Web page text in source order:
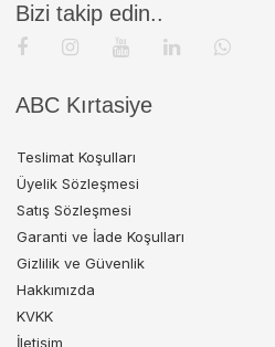
Bizi takip edin..
ABC Kırtasiye
Teslimat Koşulları
Üyelik Sözleşmesi
Satış Sözleşmesi
Garanti ve İade Koşulları
Gizlilik ve Güvenlik
Hakkımızda
KVKK
İletişim